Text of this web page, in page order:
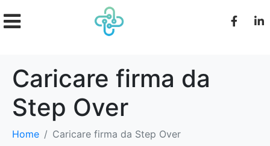
Caricare firma da
Step Over
Home Caricare firma da Step Over